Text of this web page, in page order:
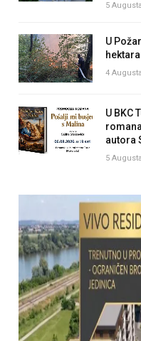
5
U
4
U BKC
autora
5